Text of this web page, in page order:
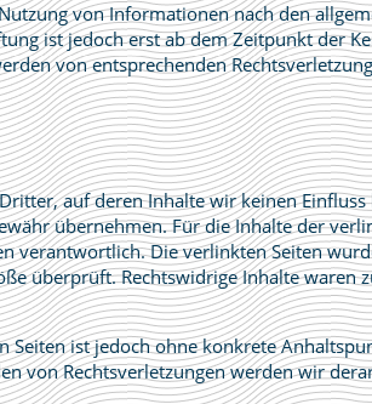
von Informationen nach den
ist jedoch erst ab dem Zeitpunkt der
von entsprechenden
auf deren Inhalte wir keinen Einfluss
übernehmen. Für die Inhalte der
verantwortlich. Die verlinkten Seiten
überprüft. Rechtswidrige Inhalte waren
ist jedoch ohne konkrete
von Rechtsverletzungen werden wir